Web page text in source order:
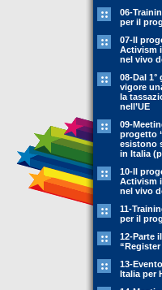
06-
per il
07-Il
Activism
nel vivo
08-Dal 1°
vigore
la
nell’UE
09-
progetto
esistono
in Italia
10-Il
Activism
nel vivo
11-
per il
12-Parte
“Register
13-
Italia per